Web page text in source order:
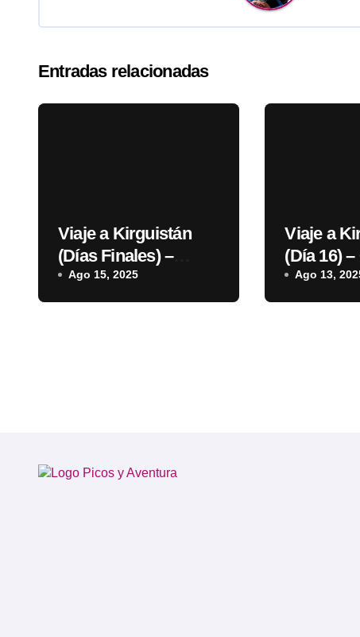
Entradas relacionadas
Viaje a Kirguistán
(Días Finales) –
Bajada a CB,
estancia a Osh y
Ago 15, 2025
Viaje a
(Día 16) –
Lenin
Ago 13,